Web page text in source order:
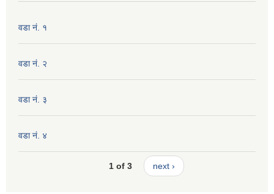
वडा नं. १
वडा नं. २
वडा नं. ३
वडा नं. ४
1 of 3 next ›